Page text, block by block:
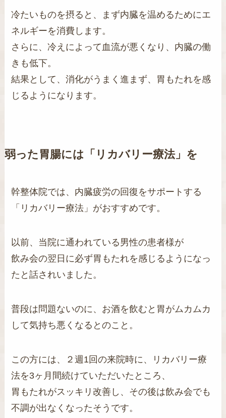
冷たいものを摂ると、まず内臓を温めるためにエ
ネルギーを消費します。
さらに、冷えによって血流が悪くなり、内臓の働
きも低下。
結果として、消化がうまく進まず、胃もたれを感
じるようになります。
弱った胃腸には「リカバリー療法」を
幹整体院では、内臓疲労の回復をサポートする
「リカバリー療法」がおすすめです。
以前、当院に通われている男性の患者様が
飲み会の翌日に必ず胃もたれを感じるようになっ
たと話されいました。
普段は問題ないのに、お酒を飲むと胃がムカムカ
して気持ち悪くなるとのこと。
この方には、２週1回の来院時に、リカバリー療
法を3ヶ月間続けていただいたところ、
胃もたれがスッキリ改善し、その後は飲み会でも
不調が出なくなったそうです。